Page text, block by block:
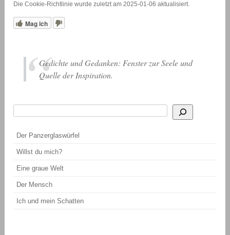
Die Cookie-Richtlinie wurde zuletzt am 2025-01-06 aktualisiert.
Mag ich
Gedichte und Gedanken: Fenster zur Seele und
Quelle der Inspiration.
Der Panzerglaswürfel
Willst du mich?
Eine graue Welt
Der Mensch
Ich und mein Schatten